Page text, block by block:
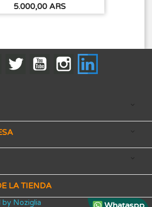
Precio
5.000,00 ARS
FacebookTwitter YouTubeInstagram



LA TIENDA
Noziglia